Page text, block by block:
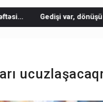
yox: Bakı-Tbilisi-Bakı